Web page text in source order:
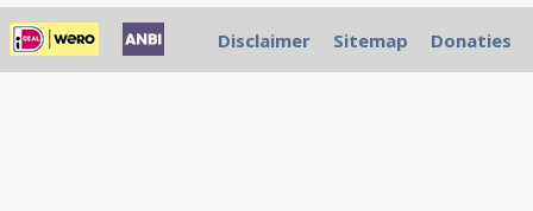
Disclaimer Sitemap Donaties